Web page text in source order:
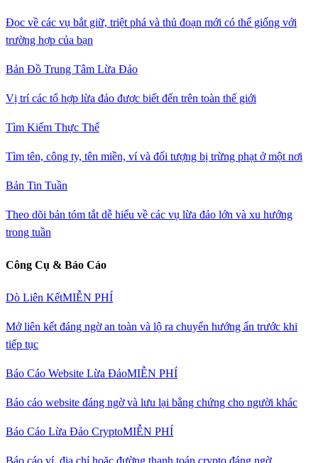
Đọc về các vụ bắt giữ, triệt phá và thủ đoạn mới có thể giống với
trường hợp của bạn
Bản Đồ Trung Tâm Lừa Đảo
Vị trí các tổ hợp lừa đảo được biết đến trên toàn thế giới
Tìm Kiếm Thực Thể
Tìm tên, công ty, tên miền, ví và đối tượng bị trừng phạt ở một nơi
Bản Tin Tuần
Theo dõi bản tóm tắt dễ hiểu về các vụ lừa đảo lớn và xu hướng
trong tuần
Công Cụ & Báo Cáo
Dò Liên KếtMIỄN PHÍ
Mở liên kết đáng ngờ an toàn và lộ ra chuyển hướng ẩn trước khi
tiếp tục
Báo Cáo Website Lừa ĐảoMIỄN PHÍ
Báo cáo website đáng ngờ và lưu lại bằng chứng cho người khác
Báo Cáo Lừa Đảo CryptoMIỄN PHÍ